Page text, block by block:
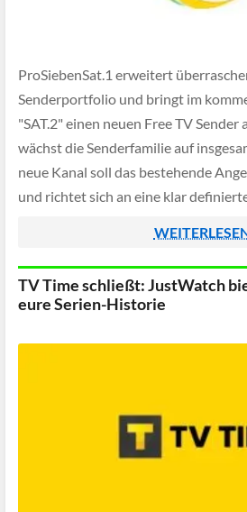
ProSiebenSat.1 erweitert
Senderportfolio und bringt im
"SAT.2" einen neuen Free TV
wächst die Senderfamilie auf
neue Kanal soll das bestehende
und richtet sich an eine klar
TV Time schließt: JustWatch
eure Serien-Historie